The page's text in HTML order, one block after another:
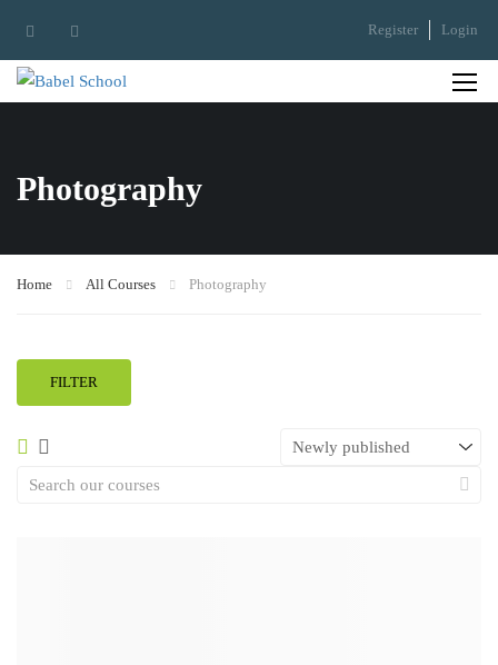
Register Login
Photography
Home All Courses Photography
FILTER